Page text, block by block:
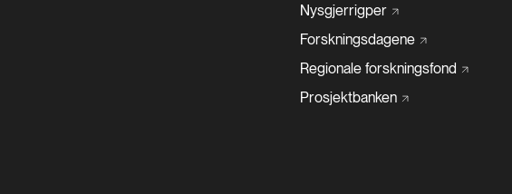
Nysgjerrigper
Forskningsdagene
Regionale forskningsfond
Prosjektbanken